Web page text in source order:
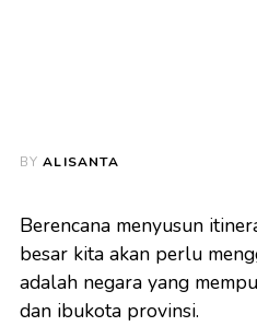
BY ALISANTA
Berencana menyusun
besar kita akan perlu
adalah negara yang
dan ibukota provinsi.